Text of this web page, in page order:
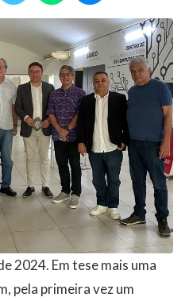
2024. Em tese mais uma
pela primeira vez um